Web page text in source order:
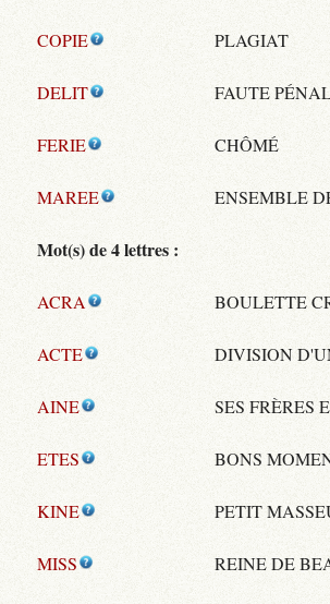
COPIE PLAGIAT
DELIT FAUTE
FERIE CHÔMÉ
MAREE ENSEMBLE
Mot(s) de 4 lettres :
ACRA BOULETTE
ACTE DIVISION
AINE SES FRÈRES
ETES BONS
KINE PETIT
MISS REINE DE